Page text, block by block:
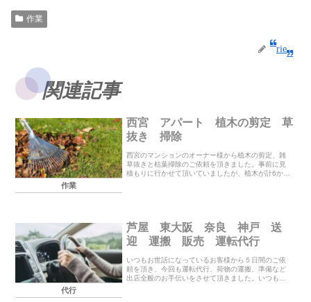
作業
rie
関連記事
作業
西宮 アパート 植木の剪定 草
抜き 掃除
西宮のマンションのオーナー様から植木の剪定、雑
草抜きと枯葉掃除のご依頼を頂きました。事前に見
積もりに行かせて頂いていましたが、植木が計6か所
代行
芦屋 東大阪 奈良 神戸 送
迎 運搬 販売 運転代行
いつもお世話になっているお客様から５日間のご依
頼を頂き、今回も運転代行、荷物の運搬、準備など
出店全般のお手伝いをさせて頂きました。いつもご